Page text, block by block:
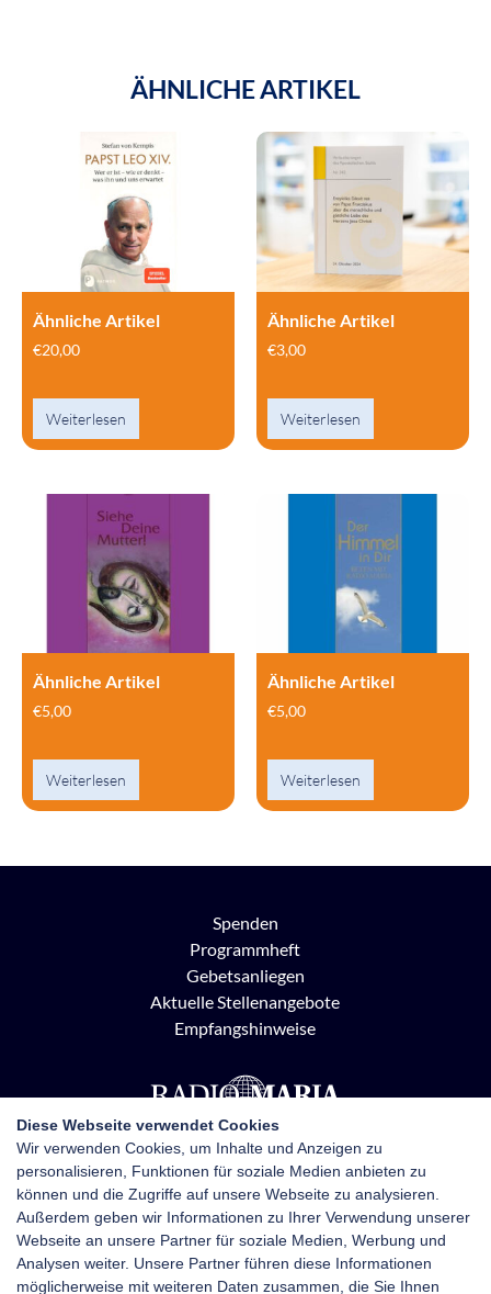
ÄHNLICHE ARTIKEL
Ähnliche Artikel
€20,00
Weiterlesen
Ähnliche Artikel
€3,00
Weiterlesen
Ähnliche Artikel
€5,00
Weiterlesen
Ähnliche Artikel
€5,00
Weiterlesen
Spenden
Programmheft
Gebetsanliegen
Aktuelle Stellenangebote
Empfangshinweise
Radio Maria Österreich
Pottendorfer Straße 21, 1120 Wien
+43 1 710 70 72
kontakt@radiomaria.at
Diese Webseite verwendet Cookies
Wir verwenden Cookies, um Inhalte und Anzeigen zu
personalisieren, Funktionen für soziale Medien anbieten zu
können und die Zugriffe auf unsere Webseite zu analysieren.
Außerdem geben wir Informationen zu Ihrer Verwendung unserer
Webseite an unsere Partner für soziale Medien, Werbung und
Analysen weiter. Unsere Partner führen diese Informationen
möglicherweise mit weiteren Daten zusammen, die Sie Ihnen